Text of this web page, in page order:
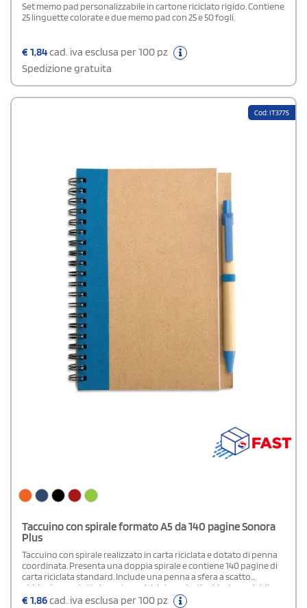
Set memo pad personalizzabile in cartone riciclato rigido. Contiene
25 linguette colorate e due memo pad con 25 e 50 fogli.
€1,84cad. iva esclusa per 100 pz
Spedizione gratuita
Cod: IT3775
Taccuino con spirale formato A5 da 140 pagine Sonora
Plus
Taccuino con spirale realizzato in carta riciclata e dotato di penna
coordinata. Presenta una doppia spirale e contiene 140 pagine di
carta riciclata standard. Include una penna a sfera a scatto
abbinata, prodotta in cartone riciclato e plastica biodegradabile,
con inchiostro blu. Completa il set un pratico portapenne elastico
€1,86cad. iva esclusa per 100 pz